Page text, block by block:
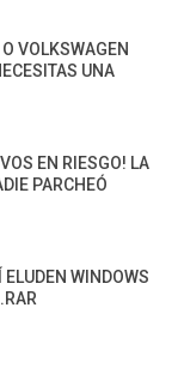
VOLKSWAGEN
UNA
EN RIESGO! LA
PARCHEÓ
WINDOWS